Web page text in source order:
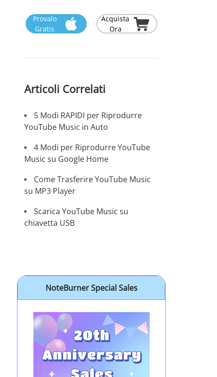
Provalo
Gratis
Acquista
Ora
Articoli Correlati
5 Modi RAPIDI per Riprodurre
YouTube Music in Auto
4 Modi per Riprodurre YouTube
Music su Google Home
Come Trasferire YouTube Music
su MP3 Player
Scarica YouTube Music su
chiavetta USB
NoteBurner Special Sales